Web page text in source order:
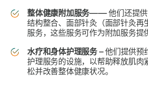
整体健康附加服务——他们还提
结构整合、面部针灸（面部针灸再
服务，这些服务可作为附加服务提
水疗和身体护理服务 –他们提供预
护理服务的设施，以帮助释放肌肉
松并改善整体健康状况。